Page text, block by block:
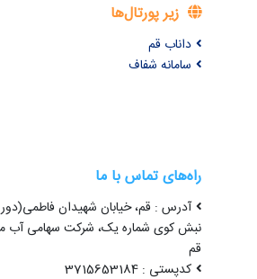
زیر پورتال‌ها
داناب قم
سامانه شفاف
راه‌های تماس با ما
آدرس : قم، خیابان شهیدان
نبش کوی شماره یک، شرکت سهامی آب
قم
کدپستی : 3715653184